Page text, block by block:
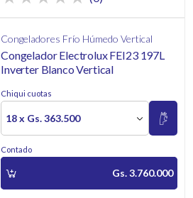
Congeladores Frío Húmedo Vertical
Congelador Electrolux FEI23 197L
Inverter Blanco Vertical
Chiqui cuotas
18 x Gs. 363.500
Contado
Gs. 3.760.000